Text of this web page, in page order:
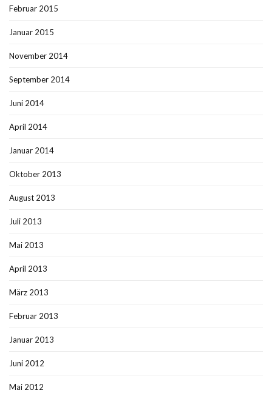
Februar 2015
Januar 2015
November 2014
September 2014
Juni 2014
April 2014
Januar 2014
Oktober 2013
August 2013
Juli 2013
Mai 2013
April 2013
März 2013
Februar 2013
Januar 2013
Juni 2012
Mai 2012